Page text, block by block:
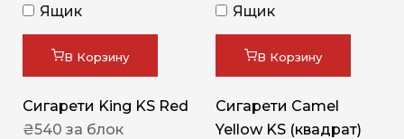
Ящик
В Корзину
Сигарети King KS Red
₴540 за блок
Ящик
В Корзину
Сигарети Camel
Yellow KS (квадрат)